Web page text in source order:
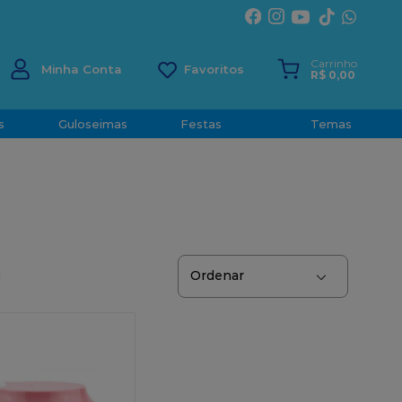
SANTO
Minha Conta
Carrinho
R$ 0,00
Guloseimas Festas Temas